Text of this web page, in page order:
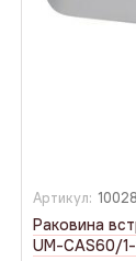
Артикул:
Раковина
UM-CAS60/